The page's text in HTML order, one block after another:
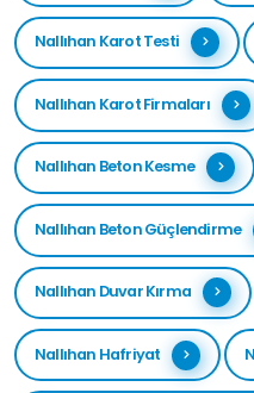
Nallıhan Karot Testi
Nallıhan Karot Firmaları
Nallıhan Beton Kesme
Nallıhan Beton Güçlendirme
Nallıhan Duvar Kırma
Nallıhan Hafriyat